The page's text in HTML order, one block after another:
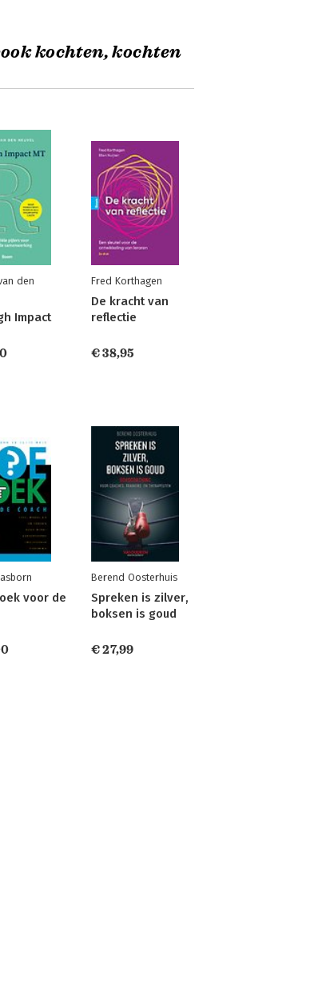
kochten, kochten
den
Impact
Fred Korthagen
De kracht van
reflectie
€ 38,95
voor de
Berend Oosterhuis
Spreken is zilver,
boksen is goud
€ 27,99